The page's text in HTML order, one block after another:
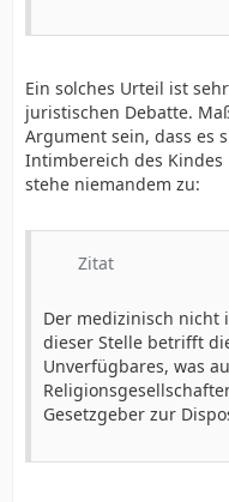
Ein solches Urteil ist
juristischen Debatte.
Argument sein, dass es
Intimbereich des
stehe niemandem zu:
Zitat
Der medizinisch nicht
dieser Stelle betrifft
Unverfügbares, was
Gesetzgeber zur